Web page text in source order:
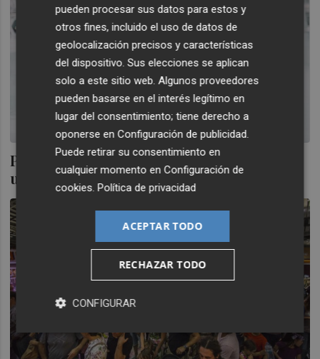
Pablo Jarillo-Herrero: «En España no hay
una tradición científica de excelencia»
pueden procesar sus datos para estos y
otros fines, incluido el uso de datos de
geolocalización precisos y características
del dispositivo. Sus elecciones se aplican
solo a este sitio web. Algunos proveedores
pueden basarse en el interés legítimo en
lugar del consentimiento; tiene derecho a
oponerse enConfiguración de publicidad
Puede retirar su consentimiento en
cualquier momento enConfiguración de
cookies .Política de privacidad
ACEPTAR TODO
RECHAZAR TODO
CONFIGURAR